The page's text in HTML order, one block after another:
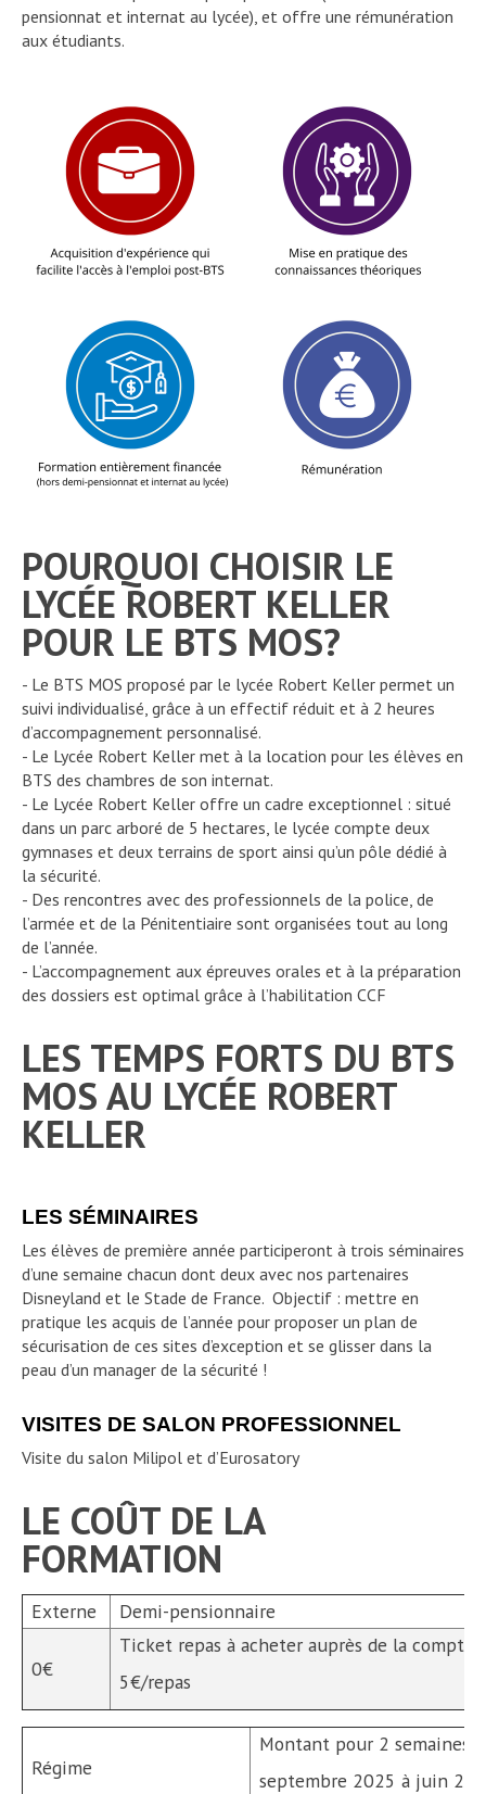
pensionnat et internat au lycée), et offre une rémunération
aux étudiants.
POURQUOI CHOISIR LE
LYCÉE ROBERT KELLER
POUR LE BTS MOS?
- Le BTS MOS proposé par le lycée Robert Keller permet un
suivi individualisé, grâce à un effectif réduit et à 2 heures
d’accompagnement personnalisé.
- Le Lycée Robert Keller met à la location pour les élèves en
BTS des chambres de son internat.
- Le Lycée Robert Keller offre un cadre exceptionnel : situé
dans un parc arboré de 5 hectares, le lycée compte deux
gymnases et deux terrains de sport ainsi qu’un pôle dédié à
la sécurité.
- Des rencontres avec des professionnels de la police, de
l’armée et de la Pénitentiaire sont organisées tout au long
de l’année.
- L’accompagnement aux épreuves orales et à la préparation
des dossiers est optimal grâce à l’habilitation CCF
LES TEMPS FORTS DU BTS
MOS AU LYCÉE ROBERT
KELLER
LES SÉMINAIRES
Les élèves de première année participeront à trois séminaires
d’une semaine chacun dont deux avec nos partenaires
Disneyland et le Stade de France. Objectif : mettre en
pratique les acquis de l’année pour proposer un plan de
sécurisation de ces sites d’exception et se glisser dans la
peau d’un manager de la sécurité !
VISITES DE SALON PROFESSIONNEL
Visite du salon Milipol et d’Eurosatory
LE COÛT DE LA
FORMATION
Externe Demi-pensionnaire
0€
Ticket repas à acheter auprès de la
5€/repas
Régime
Montant pour 2 semaines :
septembre 2025 à juin